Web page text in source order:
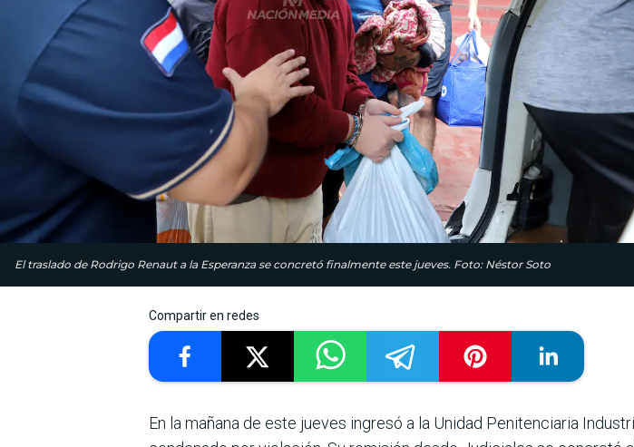
El traslado de Rodrigo Renaut a la Esperanza se concretó finalmente este jueves. Foto: Néstor Soto
Compartir en redes
En la mañana de este jueves ingresó a la Unidad Penitenciaria